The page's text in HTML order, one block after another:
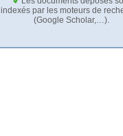
indexés par les moteurs de
(Google Scholar,…).